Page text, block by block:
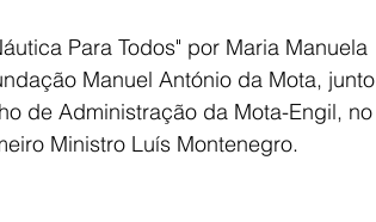
Para Todos" por Maria Manuela
Manuel António da Mota, junto
de Administração da Mota-Engil, no
Ministro Luís Montenegro.